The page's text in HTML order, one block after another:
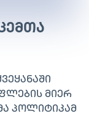
მიერ
პოლიტიკამ